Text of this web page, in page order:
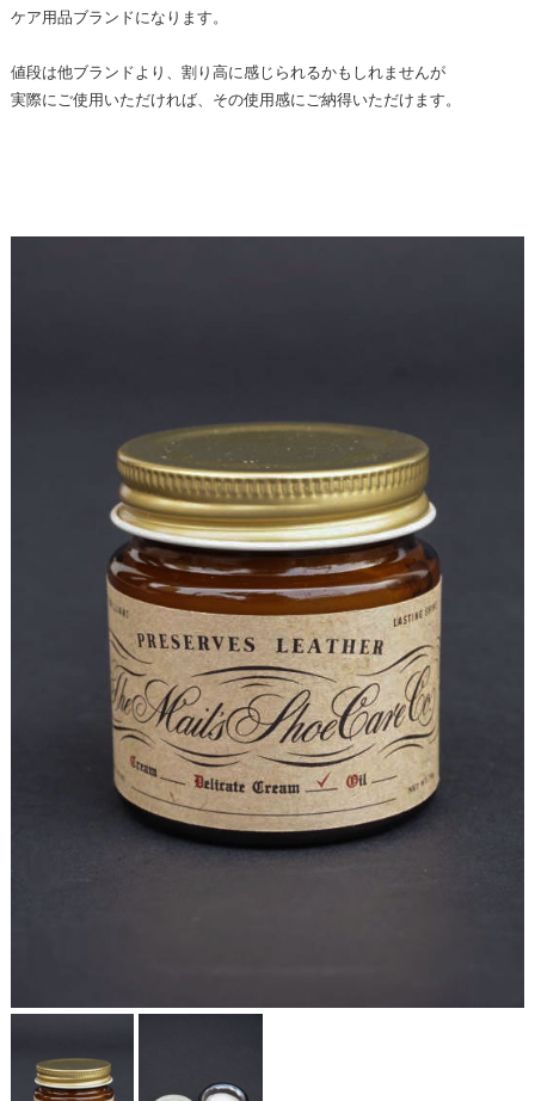
ケア用品ブランドになります。
値段は他ブランドより、割り高に感じられるかもしれませんが
実際にご使用いただければ、その使用感にご納得いただけます。